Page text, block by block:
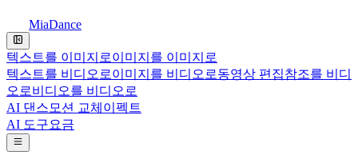
MiaDance
텍스트를 이미지로이미지를 이미지로
텍스트를 비디오로이미지를 비디오로동영상 편집참조를 비디
오로비디오를 비디오로
AI 댄스 모션 교체 이펙트
AI 도구요금